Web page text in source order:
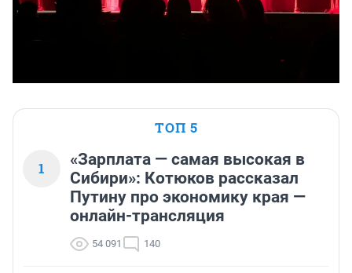
ТОП 5
1
«Зарплата — самая высокая в
Сибири»: Котюков рассказал
Путину про экономику края —
онлайн-трансляция
54 091 140